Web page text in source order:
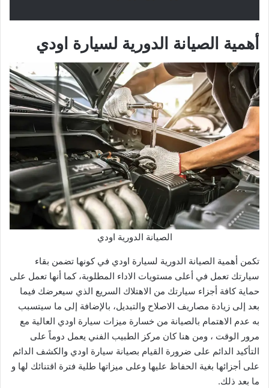
أهمية الصيانة الدورية لسيارة اودي
الصيانة الدورية اودي
تكمن أهمية الصيانة الدورية لسيارة اودي في كونها تضمن بقاء
سيارتك تعمل في أعلى مستويات الاداء المطلوبة، كما أنها تعمل على
حماية كافة أجزاء سيارتك من الاهتلاك السريع الذي سيعرضك فيما
بعد إلى زيادة مصاريف الاصلاح والتبديل، بالإضافة إلى ما سيتسبب
به عدم الاهتمام بالصيانة من خسارة ميزات سيارة اودي العالية مع
مرور الوقت ، ومن هنا كان مركز الطبيب الفني يعمل دوماً على
التأكيد الدائم على ضرورة القيام بصيانة سيارة اودي والكشف الدائم
على أجزائها بغية الحفاظ عليها وعلى ميزاتها طلية فترة اقتنائك لها و
ما بعد ذلك.